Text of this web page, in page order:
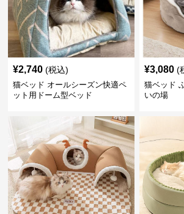
¥2,740 (税込)
猫ベッド オールシーズン快適ペ
ット用ドーム型ベッド
¥3,080 (
猫ベッド
いの場